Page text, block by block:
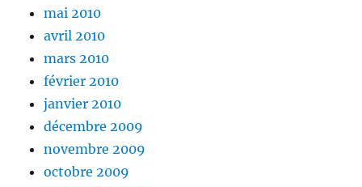
mai 2010
avril 2010
mars 2010
février 2010
janvier 2010
décembre 2009
novembre 2009
octobre 2009